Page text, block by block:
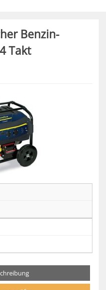
Benzin-
Takt